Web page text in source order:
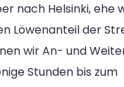
nach Helsinki, ehe
Löwenanteil der
wir An- und
Stunden bis zum